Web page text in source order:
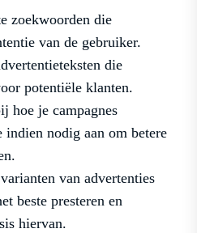
zoekwoorden die
van de gebruiker.
die
potentiële klanten.
hoe je campagnes
indien nodig aan om betere
van advertenties
beste presteren en
hiervan.